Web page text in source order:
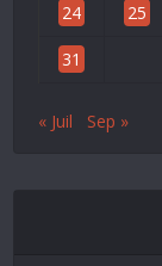
24 25
31
« Juil Sep »